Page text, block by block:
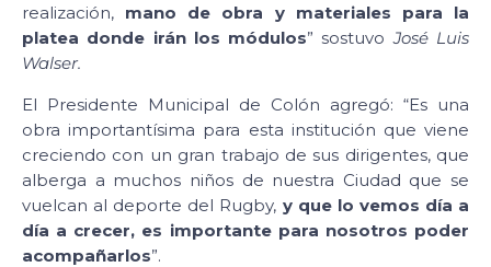
realización, mano de obra y materiales para la
platea donde irán los módulos” sostuvoJosé Luis
Walser.
El Presidente Municipal de Colón agregó: “Es una
obra importantísima para esta institución que viene
creciendo con un gran trabajo de sus dirigentes, que
alberga a muchos niños de nuestra Ciudad que se
vuelcan al deporte del Rugby, y que lo vemos día a
día a crecer, es importante para nosotros poder
acompañarlos”.